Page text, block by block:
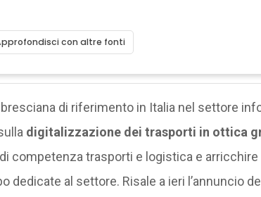
con altre fonti
di riferimento in Italia nel settore
digitalizzazione dei trasporti in ottica
competenza trasporti e logistica e
dedicate al settore. Risale a ieri l’annuncio